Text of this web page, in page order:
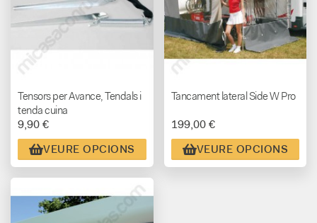
Tensors per Avance, Tendals i
tenda cuina
9,90 €
VEURE OPCIONS
Tancament lateral Side W Pro
199,00 €
VEURE OPCIONS